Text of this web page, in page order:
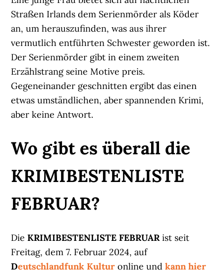
Straßen Irlands dem Serienmörder als Köder
an, um herauszufinden, was aus ihrer
vermutlich entführten Schwester geworden ist.
Der Serienmörder gibt in einem zweiten
Erzählstrang seine Motive preis.
Gegeneinander geschnitten ergibt das einen
etwas umständlichen, aber spannenden Krimi,
aber keine Antwort.
Wo gibt es überall die
KRIMIBESTENLISTE
FEBRUAR?
DieKRIMIBESTENLISTE FEBRUARist seit
Freitag, dem 7. Februar 2024, auf
Deutschlandfunk Kultur online undkann hier